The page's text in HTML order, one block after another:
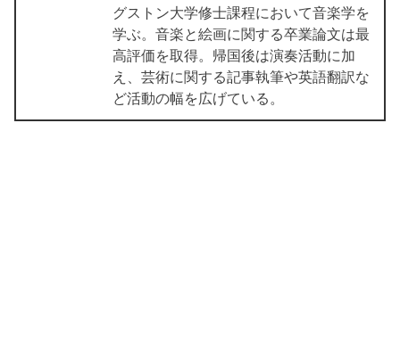
グストン大学修士課程において音楽学を
学ぶ。音楽と絵画に関する卒業論文は最
高評価を取得。帰国後は演奏活動に加
え、芸術に関する記事執筆や英語翻訳な
ど活動の幅を広げている。